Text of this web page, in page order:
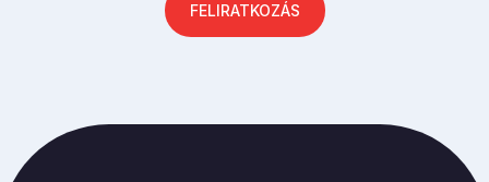
FELIRATKOZÁS